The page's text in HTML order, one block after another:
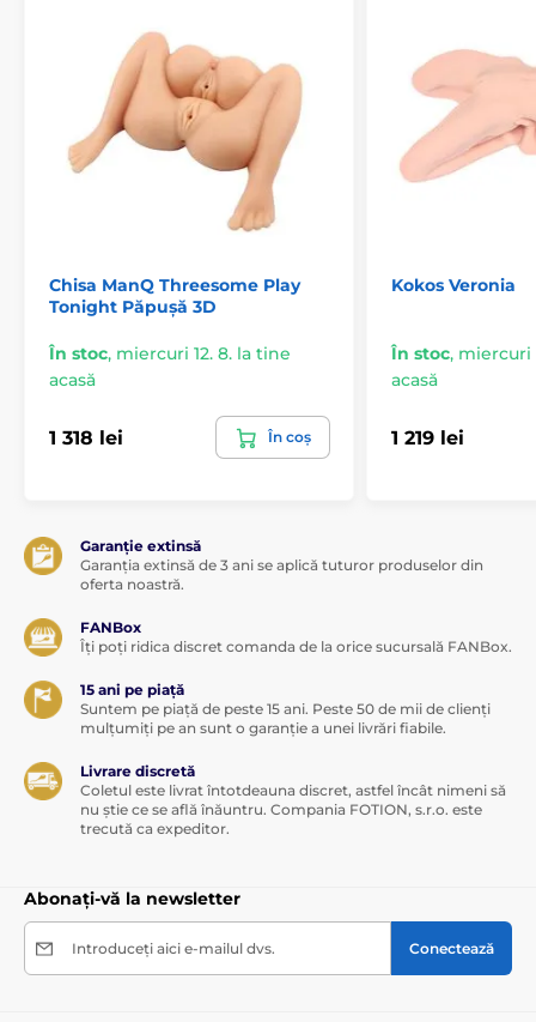
Chisa ManQ Threesome Play
Tonight Păpușă 3D
În stoc, miercuri 12. 8. la tine
acasă
1 318 lei În coș
Kokos Veronia
În stoc, miercuri
acasă
1 219 lei
Garanție extinsă
Garanția extinsă de 3 ani se aplică tuturor produselor din
oferta noastră.
FANBox
Îți poți ridica discret comanda de la orice sucursală FANBox.
15 ani pe piață
Suntem pe piață de peste 15 ani. Peste 50 de mii de clienți
mulțumiți pe an sunt o garanție a unei livrări fiabile.
Livrare discretă
Coletul este livrat întotdeauna discret, astfel încât nimeni să
nu știe ce se află înăuntru. Compania FOTION, s.r.o. este
trecută ca expeditor.
Abonați-vă la newsletter
Introduceți aici e-mailul dvs. Conectează